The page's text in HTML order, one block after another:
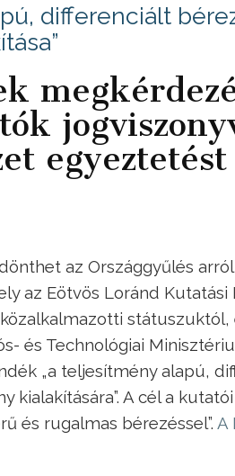
differenciált
az Országgyűlés
az Eötvös Loránd
státuszuktól,
és Technológiai
„a teljesítmény alapú,
kialakítására”. A cél a
és rugalmas bérezéssel”. A